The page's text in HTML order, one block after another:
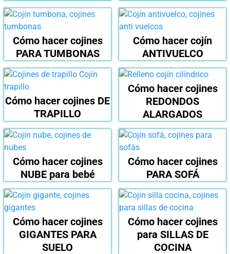
Cómo hacer cojines
PARA TUMBONAS
Cómo hacer cojín
ANTIVUELCO
Cómo hacer cojines DE
TRAPILLO
Cómo hacer cojines
REDONDOS
ALARGADOS
Cómo hacer cojines
NUBE para bebé
Cómo hacer cojines
PARA SOFÁ
Cómo hacer cojines
GIGANTES PARA
SUELO
Cómo hacer cojines
para SILLAS DE
COCINA